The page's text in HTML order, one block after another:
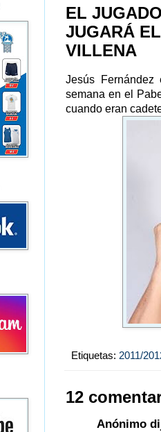
EL
JUGARÁ
VILLENA
Jesús
semana en el
cuando eran
Etiquetas: 2011/
12
Anónimo